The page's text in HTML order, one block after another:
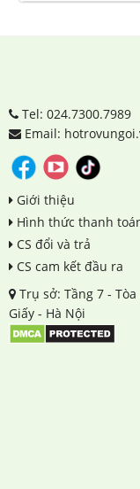
Tel: 024.7300.7989
Email:
Giới thiệu
Hình thức thanh
CS đổi và trả
CS cam kết đầu ra
Trụ sở: Tầng 7 -
Giấy - Hà Nội